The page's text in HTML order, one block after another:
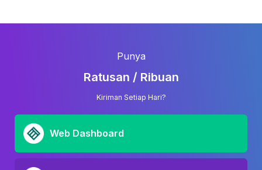
Punya
Ratusan / Ribuan
Kiriman Setiap Hari?
Web Dashboard